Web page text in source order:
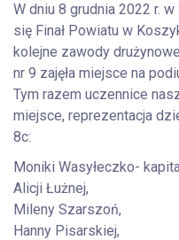
W dniu 8 grudnia 2022 r.
się Finał Powiatu w
kolejne zawody
nr 9 zajęła miejsce na
Tym razem uczennice
miejsce, reprezentacja
8c:
Moniki Wasyłeczko-
Alicji Łużnej,
Mileny Szarszoń,
Hanny Pisarskiej,